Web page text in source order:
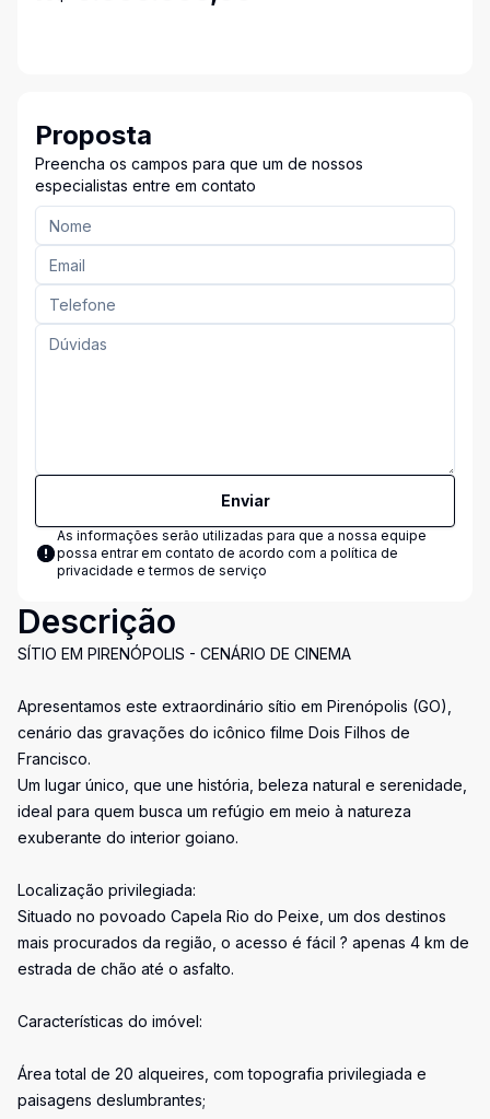
Proposta
Preencha os campos para que um de nossos
especialistas entre em contato
Enviar
As informações serão utilizadas para que a nossa equipe
possa entrar em contato de acordo com a política de
privacidade e termos de serviço
Descrição
SÍTIO EM PIRENÓPOLIS - CENÁRIO DE CINEMA
Apresentamos este extraordinário sítio em Pirenópolis (GO),
cenário das gravações do icônico filme Dois Filhos de
Francisco.
Um lugar único, que une história, beleza natural e serenidade,
ideal para quem busca um refúgio em meio à natureza
exuberante do interior goiano.
Localização privilegiada:
Situado no povoado Capela Rio do Peixe, um dos destinos
mais procurados da região, o acesso é fácil ? apenas 4 km de
estrada de chão até o asfalto.
Características do imóvel:
Área total de 20 alqueires, com topografia privilegiada e
paisagens deslumbrantes;